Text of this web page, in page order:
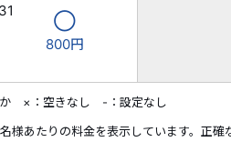
31
◯
800円
×：空きなし -：設定なし
様あたりの料金を表示しています。正